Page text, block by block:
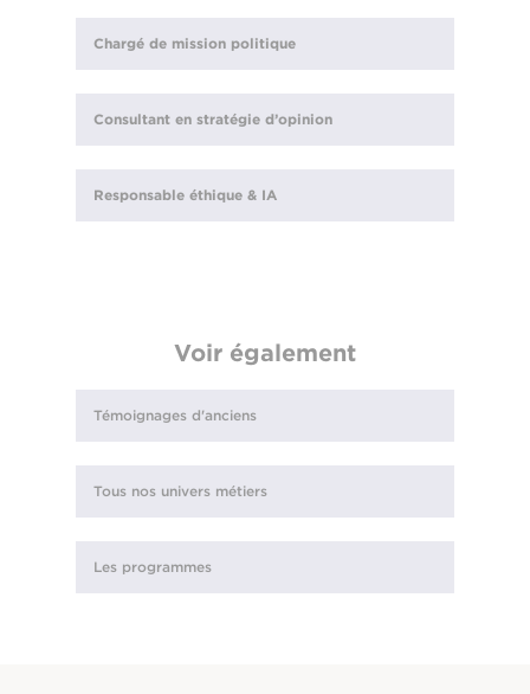
Chargé de mission politique
Consultant en stratégie d’opinion
Responsable éthique & IA
Voir également
Témoignages d'anciens
Tous nos univers métiers
Les programmes